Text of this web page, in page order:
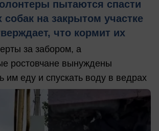
пытаются спасти
на закрытом участке
что кормит их
за забором, а
ростовчане вынуждены
им еду и спускать воду в ведрах